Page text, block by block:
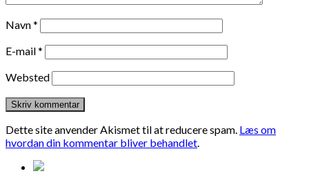
Navn*
E-mail*
Websted
Dette site anvender Akismet til at reducere spam. Læs om
hvordan din kommentar bliver behandlet.